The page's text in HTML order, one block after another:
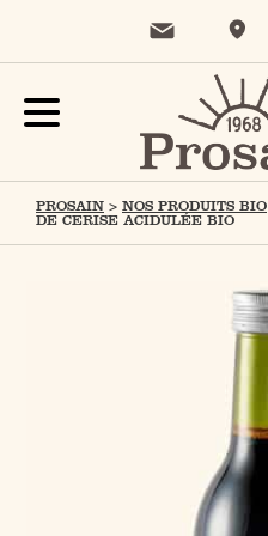
PROSAIN > NOS PRODUITS BIO
DE CERISE ACIDULÉE BIO